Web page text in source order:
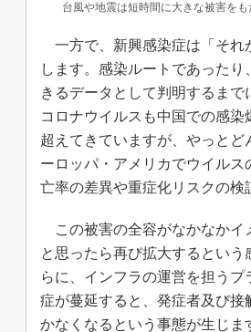
台風や地震は短時間に大きな被害を
一方で、新興感染症は「それ
します。感染ルートであった
きるデータとして判明するま
コロナウイルスも中国での感
超えてきていますが、やっと
ーロッパ・アメリカでウイル
亡率の差異や重症化リスクの検
この被害の全容がなかなかイ
と思ったら再び拡大するとい
らに、インフラの運営を担う
症が蔓延すると、発症者及び
かなくなるという事態が生じま